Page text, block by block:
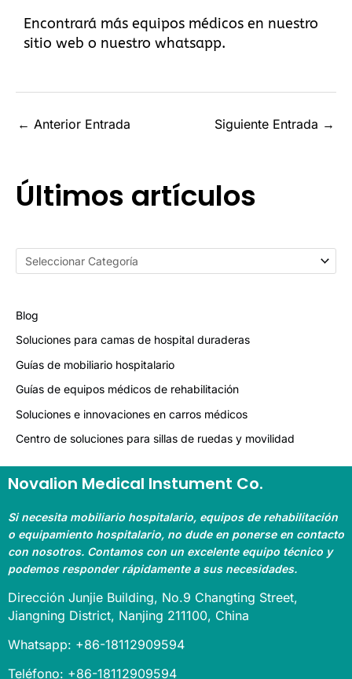
Últimos artículos
Blog
Soluciones para camas de hospital duraderas
Guías de mobiliario hospitalario
Guías de equipos médicos de rehabilitación
Soluciones e innovaciones en carros médicos
Centro de soluciones para sillas de ruedas y movilidad
Encontrará más equipos médicos en nuestro
sitio web o nuestro whatsapp.
← Anterior Entrada Siguiente Entrada →
Novalion Medical Instument Co.
Si necesita mobiliario hospitalario, equipos de rehabilitación
o equipamiento hospitalario, no dude en ponerse en contacto
con nosotros. Contamos con un excelente equipo técnico y
podemos responder rápidamente a sus necesidades.
Dirección Junjie Building, No.9 Changting Street,
Jiangning District, Nanjing 211100, China
Whatsapp: +86-18112909594
Teléfono: +86-18112909594